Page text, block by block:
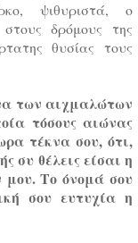
ψιθυριστά, ο
δρόμους της
θυσίας τους
των αιχμαλώτων
τόσους αιώνας
τέκνα σου, ότι,
συ θέλεις είσαι η
μου. Το όνομά σου
σου ευτυχία η